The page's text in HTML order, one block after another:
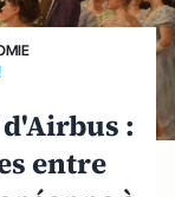
:
entre